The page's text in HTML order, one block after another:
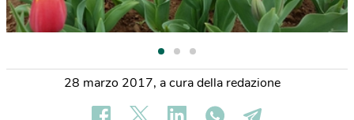
28 marzo 2017, a cura della redazione